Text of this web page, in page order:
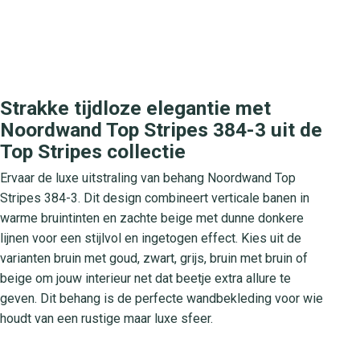
Strakke tijdloze elegantie met
Noordwand Top Stripes 384-3 uit de
Top Stripes collectie
Ervaar de luxe uitstraling van behang Noordwand Top
Stripes 384-3. Dit design combineert verticale banen in
warme bruintinten en zachte beige met dunne donkere
lijnen voor een stijlvol en ingetogen effect. Kies uit de
varianten bruin met goud, zwart, grijs, bruin met bruin of
beige om jouw interieur net dat beetje extra allure te
geven. Dit behang is de perfecte wandbekleding voor wie
houdt van een rustige maar luxe sfeer.